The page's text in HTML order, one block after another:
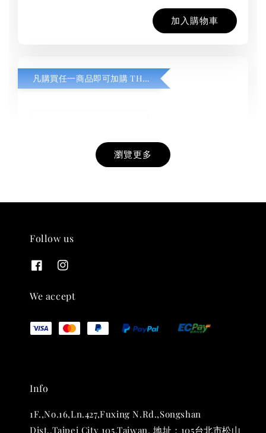
加入購物車
凡購買任一商品即可加購 THT 九週年紀念 T-shirt
THT 九週年紀念 T-shirt
NT$ 880
加入購物車
瀏覽更多
Follow us
We accept
Info
1F.,No.16,Ln.427,Fuxing N.Rd.,Songshan
Dist.,Taipei City 105,Taiwan. 地址：105台北市松山